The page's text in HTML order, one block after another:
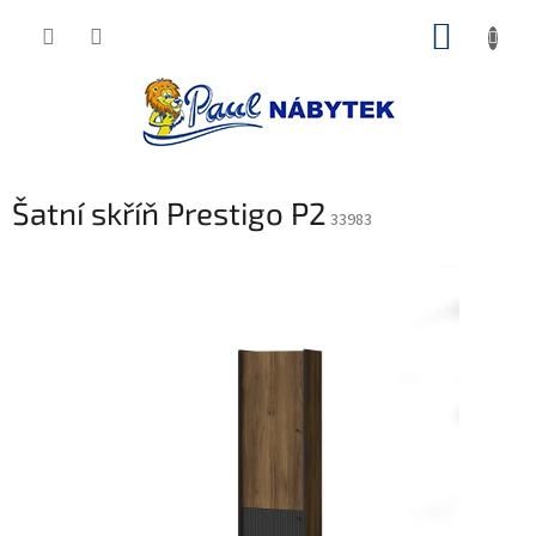
Šatní skříň Prestigo P2 33983